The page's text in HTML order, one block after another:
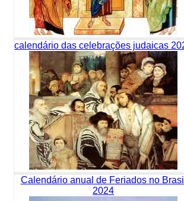
calendário das celebrações judaicas
Calendário anual de Feriados no Brasil
2024